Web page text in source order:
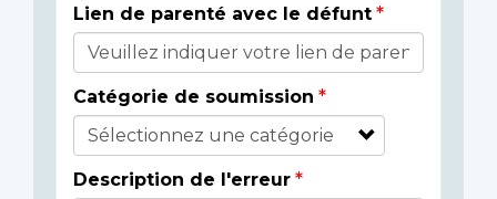
Lien de parenté avec le défunt
Catégorie de soumission
Description de l'erreur